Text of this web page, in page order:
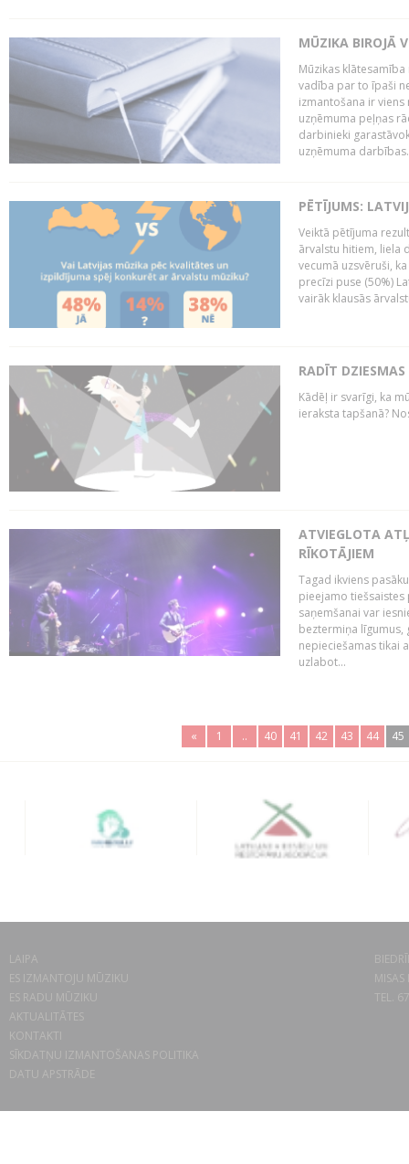
MŪZIKA BIROJĀ
Mūzikas
vadība par to īpaši
izmantošana ir
uzņēmuma peļņas
darbinieki
uzņēmuma
PĒTĪJUMS:
Veiktā pētījuma
ārvalstu hitiem, liela
vecumā uzsvēruši,
precīzi puse (50%)
vairāk klausās
RADĪT
Kādēļ ir svarīgi, ka
ieraksta tapšanā?
ATVIEGLOTA
RĪKOTĀJIEM
Tagad ikviens
pieejamo tiešsaistes
saņemšanai var
beztermiņa līgumus,
nepieciešamas tikai
uzlabot...
« 1 .. 40 41 42 43 44 45
LAIPA
ES IZMANTOJU MŪZIKU
ES RADU MŪZIKU
AKTUALITĀTES
KONTAKTI
SĪKDATŅU IZMANTOŠANAS POLITIKA
DATU APSTRĀDE
TEL.